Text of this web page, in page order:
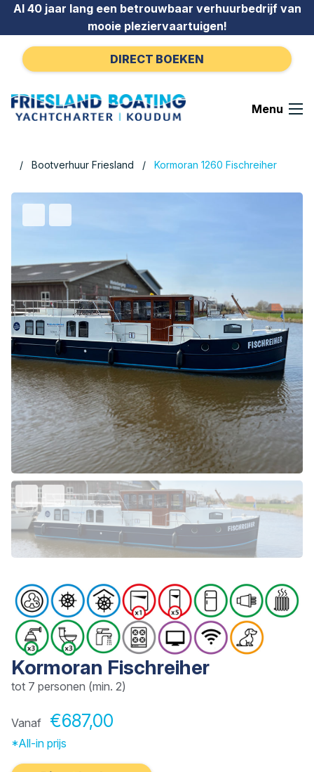
Ga naar de inhoud
Al 40 jaar lang een betrouwbaar verhuurbedrijf van
mooie pleziervaartuigen!
DIRECT BOEKEN
Menu
Bootverhuur Friesland Kormoran 1260 Fischreiher
Kormoran Fischreiher
tot 7 personen (min. 2)
Vanaf €687,00
*All-in prijs